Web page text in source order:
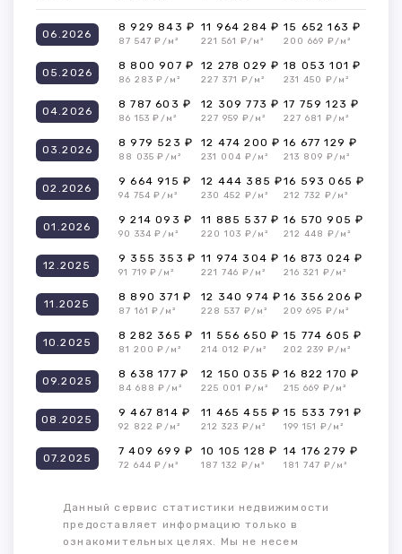
06.2026
8 929 843 ₽
87 547 ₽/м²
11 964 284 ₽
221 561 ₽/м²
15 652 163 ₽
200 669 ₽/м²
05.2026
8 800 907 ₽
86 283 ₽/м²
12 278 029 ₽
227 371 ₽/м²
18 053 101 ₽
231 450 ₽/м²
04.2026
8 787 603 ₽
86 153 ₽/м²
12 309 773 ₽
227 959 ₽/м²
17 759 123 ₽
227 681 ₽/м²
03.2026
8 979 523 ₽
88 035 ₽/м²
12 474 200 ₽
231 004 ₽/м²
16 677 129 ₽
213 809 ₽/м²
02.2026
9 664 915 ₽
94 754 ₽/м²
12 444 385 ₽
230 452 ₽/м²
16 593 065 ₽
212 732 ₽/м²
01.2026
9 214 093 ₽
90 334 ₽/м²
11 885 537 ₽
220 103 ₽/м²
16 570 905 ₽
212 448 ₽/м²
12.2025
9 355 353 ₽
91 719 ₽/м²
11 974 304 ₽
221 746 ₽/м²
16 873 024 ₽
216 321 ₽/м²
11.2025
8 890 371 ₽
87 161 ₽/м²
12 340 974 ₽
228 537 ₽/м²
16 356 206 ₽
209 695 ₽/м²
10.2025
8 282 365 ₽
81 200 ₽/м²
11 556 650 ₽
214 012 ₽/м²
15 774 605 ₽
202 239 ₽/м²
09.2025
8 638 177 ₽
84 688 ₽/м²
12 150 035 ₽
225 001 ₽/м²
16 822 170 ₽
215 669 ₽/м²
08.2025
9 467 814 ₽
92 822 ₽/м²
11 465 455 ₽
212 323 ₽/м²
15 533 791 ₽
199 151 ₽/м²
07.2025
7 409 699 ₽
72 644 ₽/м²
10 105 128 ₽
187 132 ₽/м²
14 176 279 ₽
181 747 ₽/м²
Данный сервис статистики недвижимости
предоставляет информацию только в
ознакомительных целях. Мы не несем